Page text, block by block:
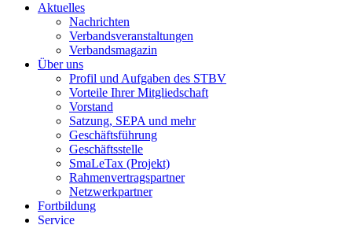
Aktuelles
Nachrichten
Verbandsveranstaltungen
Verbandsmagazin
Über uns
Profil und Aufgaben des STBV
Vorteile Ihrer Mitgliedschaft
Vorstand
Satzung, SEPA und mehr
Geschäftsführung
Geschäftsstelle
SmaLeTax (Projekt)
Rahmenvertragspartner
Netzwerkpartner
Fortbildung
Service